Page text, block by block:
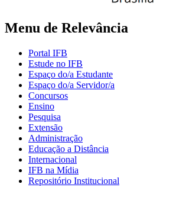
Menu de Relevância
Portal IFB
Estude no IFB
Espaço do/a Estudante
Espaço do/a Servidor/a
Concursos
Ensino
Pesquisa
Extensão
Administração
Educação a Distância
Internacional
IFB na Mídia
Repositório Institucional